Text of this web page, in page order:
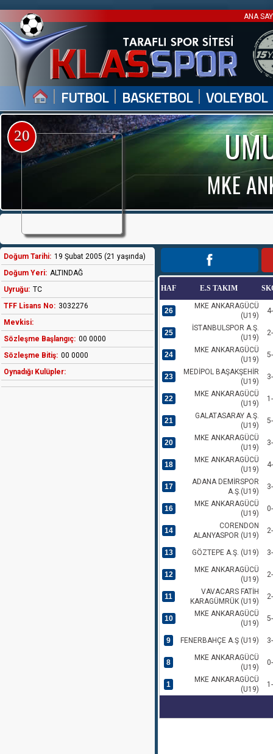
ANA
| FUTBOL | BASKETBOL | VOLEYBOL
MKE
20
Doğum Tarihi: 19 Şubat 2005 (21 yaşında)
Doğum Yeri: ALTINDAĞ
Uyruğu: TC
TFF Lisans No: 3032276
Mevkisi:
Sözleşme Başlangıç: 00 0000
Sözleşme Bitiş: 00 0000
Oynadığı Kulüpler:
HAF E.S TAKIM
26
MKE ANKARAGÜCÜ
(U19)
25
İSTANBULSPOR A.Ş.
(U19)
24
MKE ANKARAGÜCÜ
(U19)
23
MEDİPOL BAŞAKŞEHİR
(U19)
22
MKE ANKARAGÜCÜ
(U19)
21
GALATASARAY A.Ş.
(U19)
20
MKE ANKARAGÜCÜ
(U19)
18
MKE ANKARAGÜCÜ
(U19)
17
ADANA DEMİRSPOR
A.Ş.(U19)
16
MKE ANKARAGÜCÜ
(U19)
14
CORENDON
ALANYASPOR (U19)
13 GÖZTEPE A.Ş. (U19)
12
MKE ANKARAGÜCÜ
(U19)
11
VAVACARS FATİH
KARAGÜMRÜK (U19)
10
MKE ANKARAGÜCÜ
(U19)
9 FENERBAHÇE A.Ş (U19)
8
MKE ANKARAGÜCÜ
(U19)
1
MKE ANKARAGÜCÜ
(U19)